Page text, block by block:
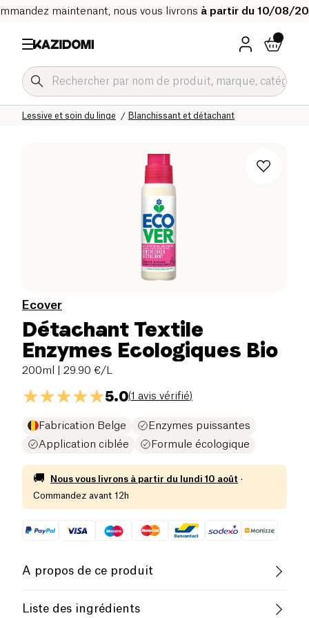
maintenant, nous vous livrons à partir du 10/08/
Blanchissant et détachant
Lessive et soin du linge
Maison
Notre catalogue bio
Accueil
Ecover
Détachant Textile
Enzymes Ecologiques Bio
200ml | 29.90 €/L
5.0(1 avis vérifié)
Fabrication Belge
Enzymes puissantes
Application ciblée
Formule écologique
🚚 Nous vous livrons à partir du lundi 10 août ·
Commandez avant 12h
A propos de ce produit
Biologique Belgian Company
Liste des ingrédients